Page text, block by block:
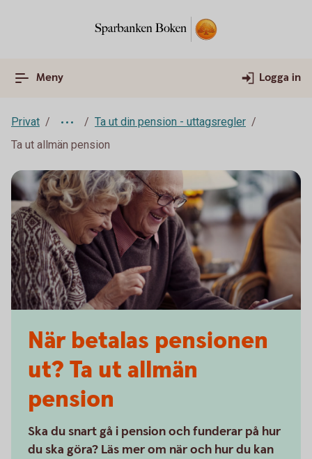
Meny Logga in
Privat
Ta ut din pension - uttagsregler
Ta ut allmän pension
När betalas pensionen
ut? Ta ut allmän
pension
Ska du snart gå i pension och funderar på hur
du ska göra? Läs mer om när och hur du kan